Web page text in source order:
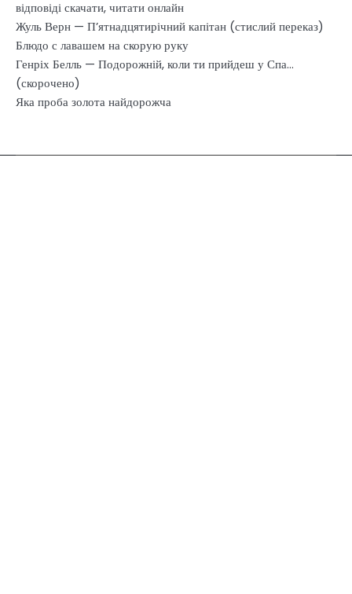
відповіді скачати, читати онлайн
Жуль Верн — П’ятнадцятирічний капітан (стислий переказ)
Блюдо с лавашем на скорую руку
Генріх Белль — Подорожній, коли ти прийдеш у Спа…
(скорочено)
Яка проба золота найдорожча